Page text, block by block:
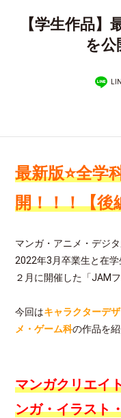
【学生作品】
を公
最新版⭐全学
開！！！【後
マンガ・アニメ・デジ
2022年3月卒業生と在
２月に開催した「JAM
今回はキャラクターデ
メ・ゲーム科の作品を紹
マンガクリエイ
ンガ・イラスト